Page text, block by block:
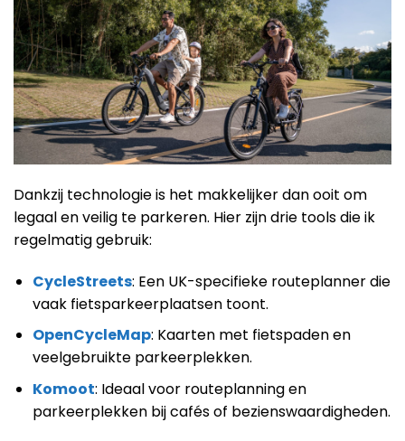
Dankzij technologie is het makkelijker dan ooit om
legaal en veilig te parkeren. Hier zijn drie tools die ik
regelmatig gebruik:
CycleStreets: Een UK-specifieke routeplanner die
vaak fietsparkeerplaatsen toont.
OpenCycleMap: Kaarten met fietspaden en
veelgebruikte parkeerplekken.
Komoot: Ideaal voor routeplanning en
parkeerplekken bij cafés of bezienswaardigheden.